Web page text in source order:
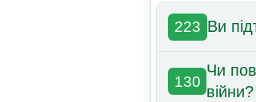
223 Ви
130
Чи
війни?